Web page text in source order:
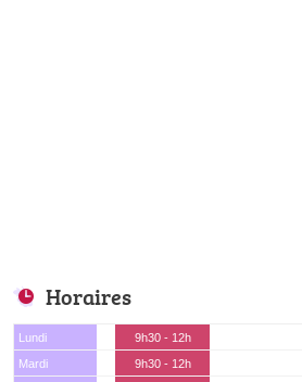
Horaires
Lundi 9h30 - 12h
Mardi
9h30 - 12h